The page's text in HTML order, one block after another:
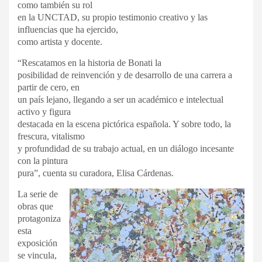
como también su rol
en la UNCTAD, su propio testimonio creativo y las
influencias que ha ejercido,
como artista y docente.
“Rescatamos en la historia de Bonati la
posibilidad de reinvención y de desarrollo de una carrera a
partir de cero, en
un país lejano, llegando a ser un académico e intelectual
activo y figura
destacada en la escena pictórica española. Y sobre todo, la
frescura, vitalismo
y profundidad de su trabajo actual, en un diálogo incesante
con la pintura
pura”, cuenta su curadora, Elisa Cárdenas.
La serie de
obras que
protagoniza
esta
exposición
se vincula,